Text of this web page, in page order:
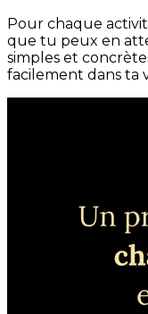
Pour chaque
que tu peux en
simples et
facilement dans ta